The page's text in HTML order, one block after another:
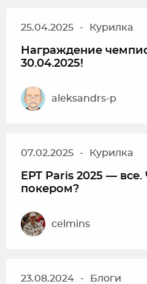
25.04.2025 - Курилка
Награждение
30.04.2025!
aleksandrs-p
07.02.2025 - Курилка
EPT Paris 2025 — все.
покером?
celmins
23.08.2024 - Блоги